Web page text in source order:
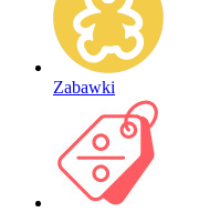
Zabawki